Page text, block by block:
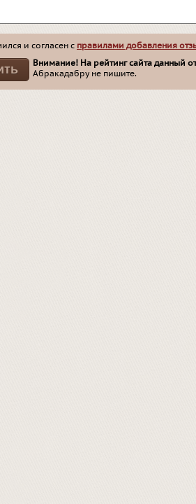
и согласен с правилами добавления
Внимание! На рейтинг сайта данный
Абракадабру не пишите.